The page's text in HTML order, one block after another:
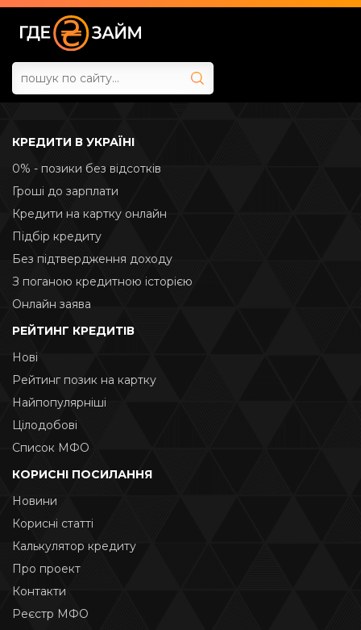
КРЕДИТИ В УКРАЇНІ
0% - позики без відсотків
Гроші до зарплати
Кредити на картку онлайн
Підбір кредиту
Без підтвердження доходу
З поганою кредитною історією
Онлайн заява
РЕЙТИНГ КРЕДИТІВ
Нові
Рейтинг позик на картку
Найпопулярніші
Цілодобові
Список МФО
КОРИСНІ ПОСИЛАННЯ
Новини
Корисні статті
Калькулятор кредиту
Про проект
Контакти
Реєстр МФО